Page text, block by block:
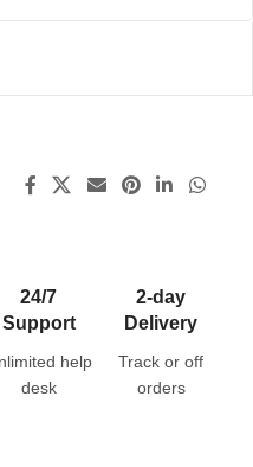
24/7
Support
help
desk
2-day
Delivery
Track or off
orders